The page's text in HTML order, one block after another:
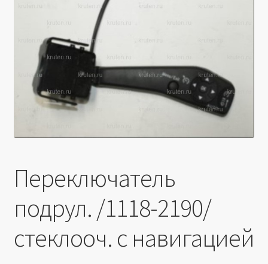
Юридические данные
Переключатель
подрул. /1118-2190/
стеклооч. с навигацией